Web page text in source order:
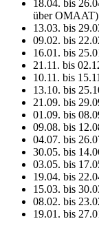
18.04. bis
über OMAAT)
13.03. bis
09.02. bis
16.01. bis
21.11. bis
10.11. bis
13.10. bis
21.09. bis
01.09. bis
09.08. bis
04.07. bis
30.05. bis
03.05. bis
19.04. bis
15.03. bis
08.02. bis
19.01. bis